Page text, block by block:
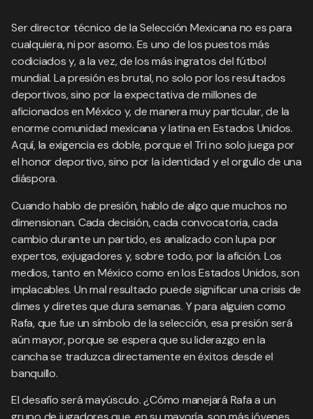
Ser director técnico de la Selección Mexicana no es para
cualquiera, ni por asomo. Es uno de los puestos más
codiciados y, a la vez, de los más ingratos del fútbol
mundial. La presión es brutal, no solo por los resultados
deportivos, sino por la expectativa de millones de
aficionados en México y, de manera muy particular, de la
enorme comunidad mexicana y latina en Estados Unidos.
Aquí, la exigencia es doble, porque el Tri no solo juega por
el honor deportivo, sino por la identidad y el orgullo de una
diáspora.
Cuando hablo de presión, hablo de algo que muchos no
dimensionan. Cada decisión, cada convocatoria, cada
cambio durante un partido, es analizado con lupa por
expertos, exjugadores y, sobre todo, por la afición. Los
medios, tanto en México como en los Estados Unidos, son
implacables. Un mal resultado puede significar una crisis de
dimes y diretes que dura semanas. Y para alguien como
Rafa, que fue un símbolo de la selección, esa presión será
aún mayor, porque se espera que su liderazgo en la
cancha se traduzca directamente en éxitos desde el
banquillo.
El desafío será mayúsculo. ¿Cómo manejará Rafa a un